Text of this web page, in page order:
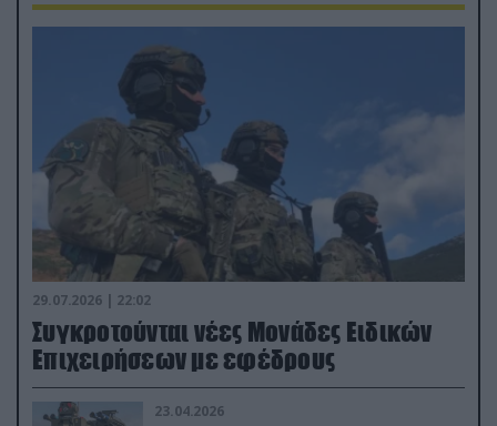
29.07.2026 | 22:02
Συγκροτούνται νέες Μονάδες Ειδικών
Επιχειρήσεων με εφέδρους
23.04.2026